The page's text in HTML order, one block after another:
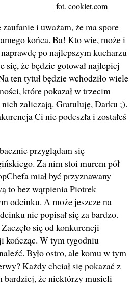
fot. cooklet.com
i uważam, że ma spore
końca. Ba! Kto wie, może i
po najlepszym kucharzu
się, że będzie gotował najlepiej
ten tytuł będzie wchodziło wiele
które pokazał w trzecim
zaliczają. Gratuluję, Darku ;).
Ci nie podeszła i zostałeś
przyglądam się
Za nim stoi murem pół
miał być przyznawany
to bez wątpienia Piotrek
odcinku. A może jeszcze na
nie popisał się za bardzo.
się od konkurencji
kończąc. W tym tygodniu
Było ostro, ale komu w tym
Każdy chciał się pokazać z
bardziej, że niektórzy musieli